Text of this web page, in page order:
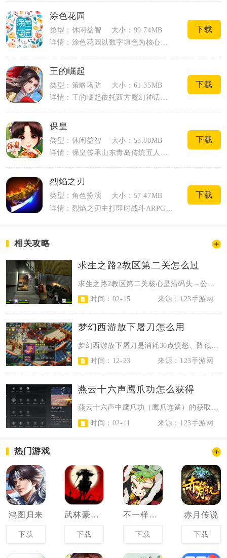
涂色花园
类型：休闲益智
大小：99.74MB
详情：涂色花园以数字填色为核心休闲内容，适配碎片时间放松，不用实体画笔与画纸，打开...
下载
王的崛起
类型：策略塔防
大小：61.35MB
详情：王的崛起依托西方魔幻神话搭建沙盘策略战场，主打多人轮回匹配竞技，玩家化身城邦...
下载
保皇
类型：休闲益智
大小：53.88MB
详情：保皇传承山东青岛传统五人扑克玩法，采用四副牌对局，区分保皇派与平民两大阵营，...
下载
烈焰之刃
类型：角色扮演
大小：57.47MB
下载
相关攻略
求生之路2教区第二关怎么过
时间：02-15
来源：123手游网
梦幻西游放下屠刀怎么用
时间：12-23
来源：123手游网
燕云十六声鹰爪功怎么获得
燕云十六声中鹰爪功（鹰爪连凿）的获取，需先解锁大轻功，再前往清河春秋别馆崖边...
时间：02-11
来源：123手游网
热门游戏
鸿图归来
下载
武林豪侠传
下载
不一样西游
下载
赤月传说
下载